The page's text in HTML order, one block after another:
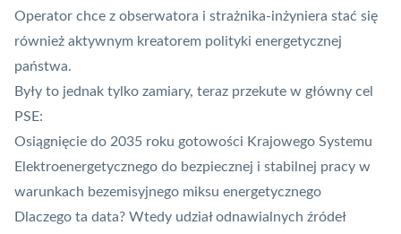
Operator chce z obserwatora i strażnika-inżyniera stać się
również aktywnym kreatorem polityki energetycznej
państwa.
Były to jednak tylko zamiary, teraz przekute w główny cel
PSE:
Osiągnięcie do 2035 roku gotowości Krajowego Systemu
Elektroenergetycznego do bezpiecznej i stabilnej pracy w
warunkach bezemisyjnego miksu energetycznego
Dlaczego ta data? Wtedy udział odnawialnych źródeł